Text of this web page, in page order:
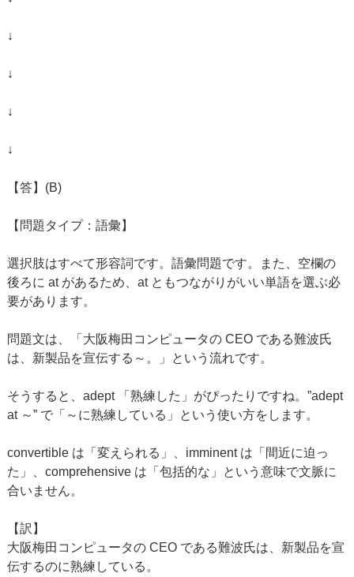
↓
↓
↓
↓
【答】(B)
【問題タイプ：語彙】
選択肢はすべて形容詞です。語彙問題です。また、空欄の
後ろに at があるため、at ともつながりがいい単語を選ぶ必
要があります。
問題文は、「大阪梅田コンピュータの CEO である難波氏
は、新製品を宣伝する～。」という流れです。
そうすると、adept 「熟練した」がぴったりですね。”adept
at ～” で「～に熟練している」という使い方をします。
convertible は「変えられる」、imminent は「間近に迫っ
た」、comprehensive は「包括的な」という意味で文脈に
合いません。
【訳】
大阪梅田コンピュータの CEO である難波氏は、新製品を宣
伝するのに熟練している。